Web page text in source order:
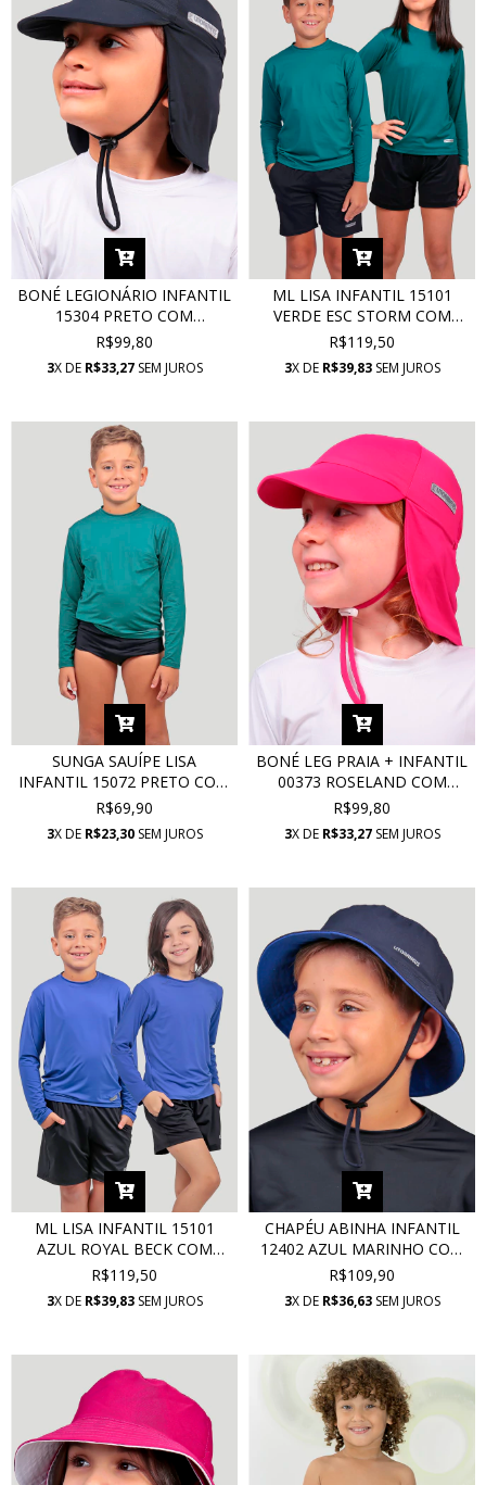
BONÉ LEGIONÁRIO INFANTIL
15304 PRETO COM
PROTEÇÃO UV
R$99,80
3X DE R$33,27SEM JUROS
ML LISA INFANTIL 15101
VERDE ESC STORM COM
PROTEÇÃO UV
R$119,50
3X DE R$39,83SEM JUROS
SUNGA SAUÍPE LISA
INFANTIL 15072 PRETO COM
PROTEÇÃO UV
R$69,90
3X DE R$23,30SEM JUROS
BONÉ LEG PRAIA + INFANTIL
00373 ROSELAND COM
PROTEÇÃO UV
R$99,80
3X DE R$33,27SEM JUROS
ML LISA INFANTIL 15101
AZUL ROYAL BECK COM
PROTEÇÃO UV
R$119,50
3X DE R$39,83SEM JUROS
CHAPÉU ABINHA INFANTIL
12402 AZUL MARINHO COM
PROTEÇÃO UV
R$109,90
3X DE R$36,63SEM JUROS